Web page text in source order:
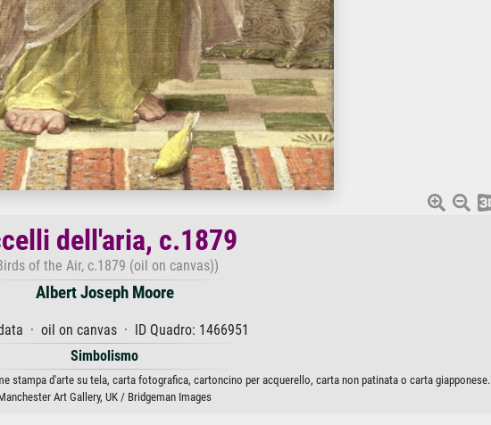
dell'aria, c.1879
of the Air, c.1879 (oil on canvas))
Albert Joseph Moore
· oil on canvas · ID Quadro: 1466951
Simbolismo
stampa d'arte su tela, carta fotografica, cartoncino per acquerello, carta non patinata o carta giapponese.
Art Gallery, UK / Bridgeman Images